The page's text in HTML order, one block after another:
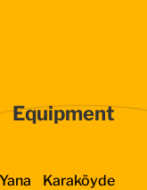
Karaköyde